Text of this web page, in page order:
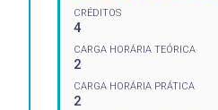
CRÉDITOS
4
CARGA HORÁRIA TEÓRICA
2
CARGA HORÁRIA PRÁTICA
2